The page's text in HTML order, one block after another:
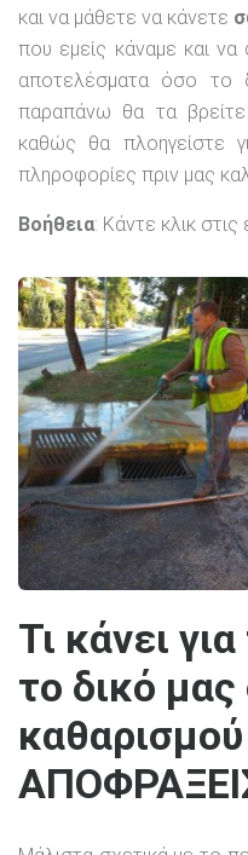
και να μάθετε να κάνετε
που εμείς κάναμε και
αποτελέσματα όσο το
παραπάνω θα τα
καθώς θα πλοηγείστε
πληροφορίες πριν μας
Βοήθεια: Κάντε κλικ στις
Τι κάνει
το δικό μας